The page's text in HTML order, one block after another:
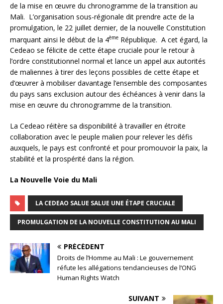
de la mise en œuvre du chronogramme de la transition au
Mali. L’organisation sous-régionale dit prendre acte de la
promulgation, le 22 juillet dernier, de la nouvelle Constitution
marquant ainsi le début de la 4ème République. A cet égard, la
Cedeao se félicite de cette étape cruciale pour le retour à
l’ordre constitutionnel normal et lance un appel aux autorités
de maliennes à tirer des leçons possibles de cette étape et
d’œuvrer à mobiliser davantage l’ensemble des composantes
du pays sans exclusion autour des échéances à venir dans la
mise en œuvre du chronogramme de la transition.
La Cedeao réitère sa disponibilité à travailler en étroite
collaboration avec le peuple malien pour relever les défis
auxquels, le pays est confronté et pour promouvoir la paix, la
stabilité et la prospérité dans la région.
La Nouvelle Voie du Mali
LA CEDEAO SALUE SALUE UNE ÉTAPE CRUCIALE
PROMULGATION DE LA NOUVELLE CONSTITUTION AU MALI
PRÉCÉDENT
Droits de l’Homme au Mali : Le gouvernement
réfute les allégations tendancieuses de l’ONG
Human Rights Watch
SUIVANT